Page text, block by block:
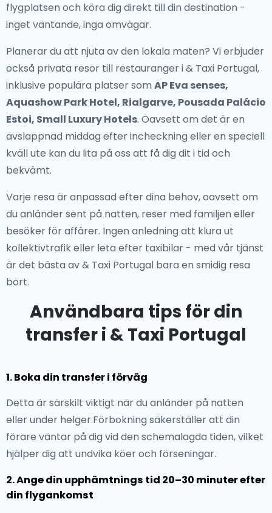
flygplatsen och köra dig direkt till din destination -
inget väntande, inga omvägar.
Planerar du att njuta av den lokala maten? Vi erbjuder
också privata resor till restauranger i & Taxi Portugal,
inklusive populära platser som AP Eva senses,
Aquashow Park Hotel, Rialgarve, Pousada Palácio
Estoi, Small Luxury Hotels. Oavsett om det är en
avslappnad middag efter incheckning eller en speciell
kväll ute kan du lita på oss att få dig dit i tid och
bekvämt.
Varje resa är anpassad efter dina behov, oavsett om
du anländer sent på natten, reser med familjen eller
besöker för affärer. Ingen anledning att klura ut
kollektivtrafik eller leta efter taxibilar - med vår tjänst
är det bästa av & Taxi Portugal bara en smidig resa
bort.
Användbara tips för din
transfer i & Taxi Portugal
1. Boka din transfer i förväg
Detta är särskilt viktigt när du anländer på natten
eller under helger.Förbokning säkerställer att din
förare väntar på dig vid den schemalagda tiden, vilket
hjälper dig att undvika köer och förseningar.
2. Ange din upphämtnings tid 20–30 minuter efter
din flygankomst